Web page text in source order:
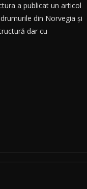
a publicat un articol
din Norvegia și
dar cu